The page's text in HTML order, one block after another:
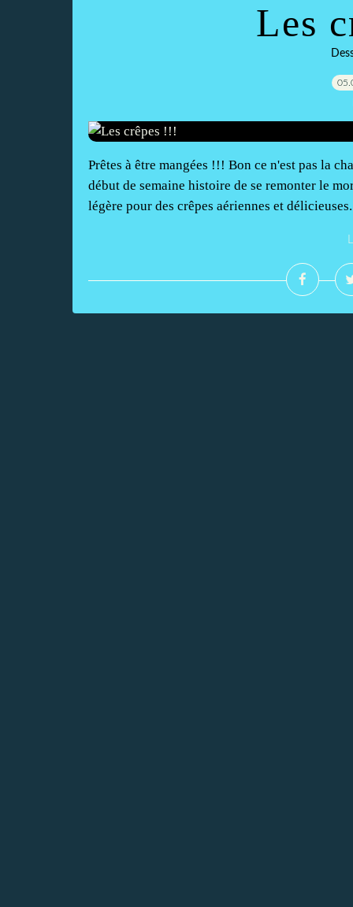
Les
Prêtes à être mangées !!! Bon ce n'est pas la
début de semaine histoire de se remonter le
légère pour des crêpes aériennes et